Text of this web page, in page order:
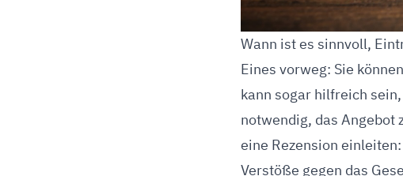
Wann ist es sinnvoll,
Eines vorweg: Sie
kann sogar hilfreich
notwendig, das Angebot
eine Rezension einleiten:
Verstöße gegen das